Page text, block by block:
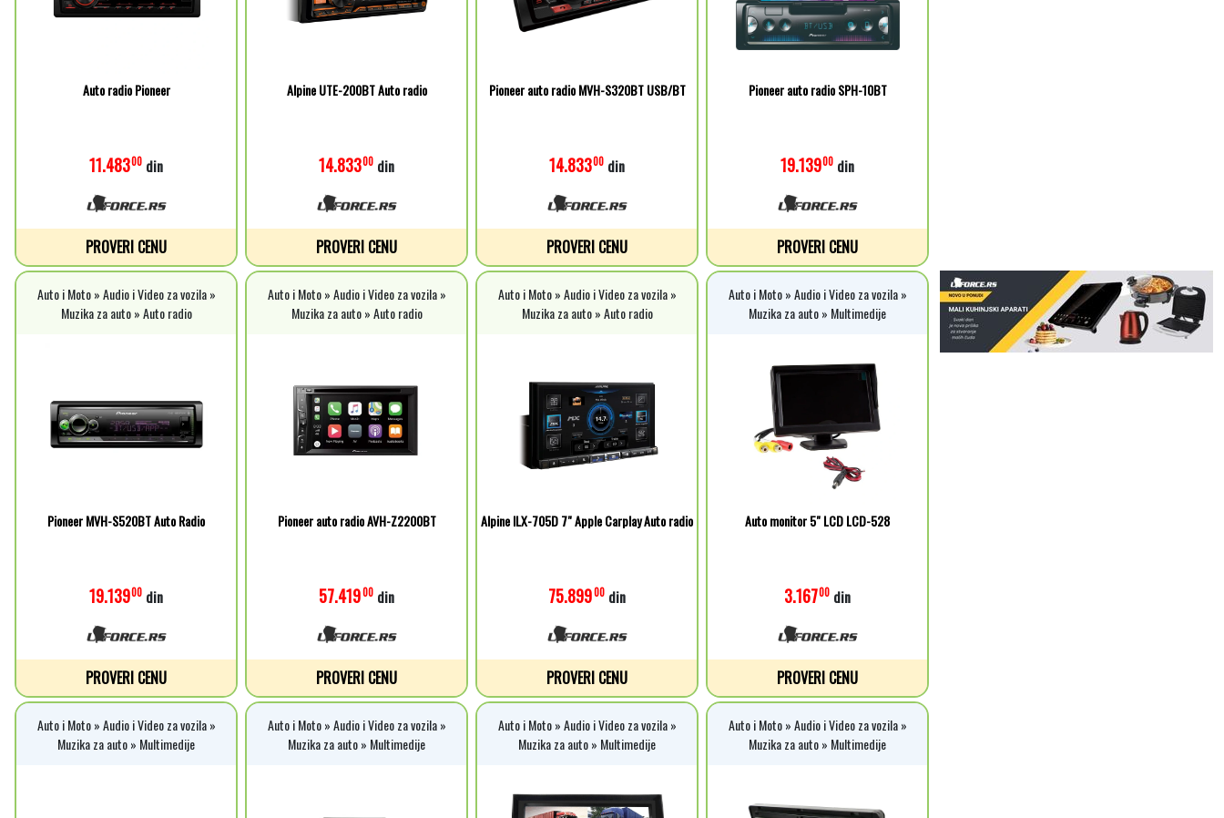
Auto radio Pioneer
11.48300 din
PROVERI CENU
Alpine UTE-200BT Auto radio
14.83300 din
PROVERI CENU
Pioneer auto radio MVH-S320BT USB/BT
14.83300 din
PROVERI CENU
Pioneer auto radio SPH-10BT
19.13900 din
PROVERI CENU
Auto i Moto » Audio i Video za vozila »
Muzika za auto » Auto radio
Pioneer MVH-S520BT Auto Radio
19.13900 din
PROVERI CENU
Auto i Moto » Audio i Video za vozila »
Muzika za auto » Auto radio
Pioneer auto radio AVH-Z2200BT
57.41900 din
PROVERI CENU
Auto i Moto » Audio i Video za vozila »
Muzika za auto » Auto radio
Alpine ILX-705D 7" Apple Carplay Auto radio
75.89900 din
PROVERI CENU
Auto i Moto » Audio i Video za vozila »
Muzika za auto » Multimedije
Auto monitor 5" LCD LCD-528
3.16700 din
PROVERI CENU
Auto i Moto » Audio i Video za vozila »
Muzika za auto » Multimedije
Auto i Moto » Audio i Video za vozila »
Muzika za auto » Multimedije
Auto i Moto » Audio i Video za vozila »
Muzika za auto » Multimedije
Auto i Moto » Audio i Video za vozila »
Muzika za auto » Multimedije